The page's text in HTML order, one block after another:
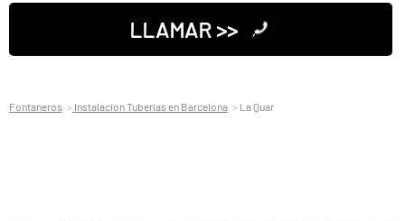
LLAMAR >>
Fontaneros Instalacion Tuberias en Barcelona La Quar